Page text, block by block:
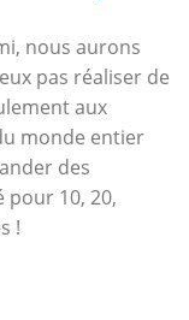
nous aurons
pas réaliser de
aux
monde entier
des
pour 10, 20,
!